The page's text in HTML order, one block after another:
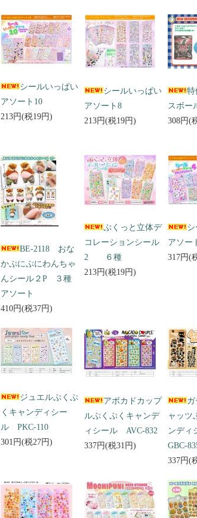
シールいっぱい
アソート10
213円(税19円)
シールいっぱい
アソート8
213円(税19円)
スボー
308円(
BE-2118 おな
かぷにぷにわんちゃ
んシール２P ３種
アソート
410円(税37円)
ぷくっと立体デ
コレーションシール
2 ６種
213円(税19円)
アソー
317円(
ジュエルぷくぷ
くキャンディシー
ル PKC-110
301円(税27円)
アボカドカップ
ルぷくぷくキャンデ
ィシール AVC-832
337円(税31円)
ャッツ
ンデ
GBC-
337円(